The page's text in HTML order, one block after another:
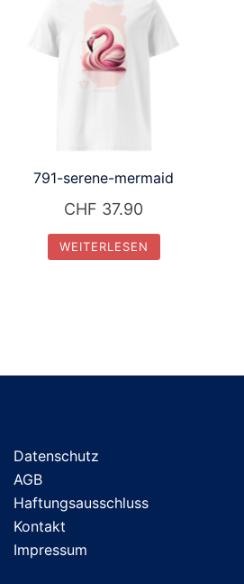
791-serene-mermaid
CHF 37.90
WEITERLESEN
Datenschutz
AGB
Haftungsausschluss
Kontakt
Impressum